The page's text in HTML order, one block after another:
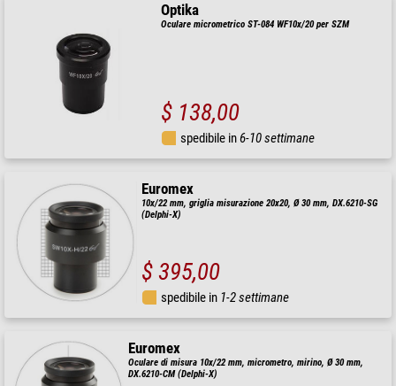
Optika
Oculare micrometrico ST-084 WF10x/20 per SZM
$ 138,00
spedibile in6-10 settimane
Euromex
10x/22 mm, griglia misurazione 20x20, Ø 30 mm, DX.6210-SG
(Delphi-X)
$ 395,00
spedibile in 1-2 settimane
Euromex
Oculare di misura 10x/22 mm, micrometro, mirino, Ø 30 mm,
DX.6210-CM (Delphi-X)